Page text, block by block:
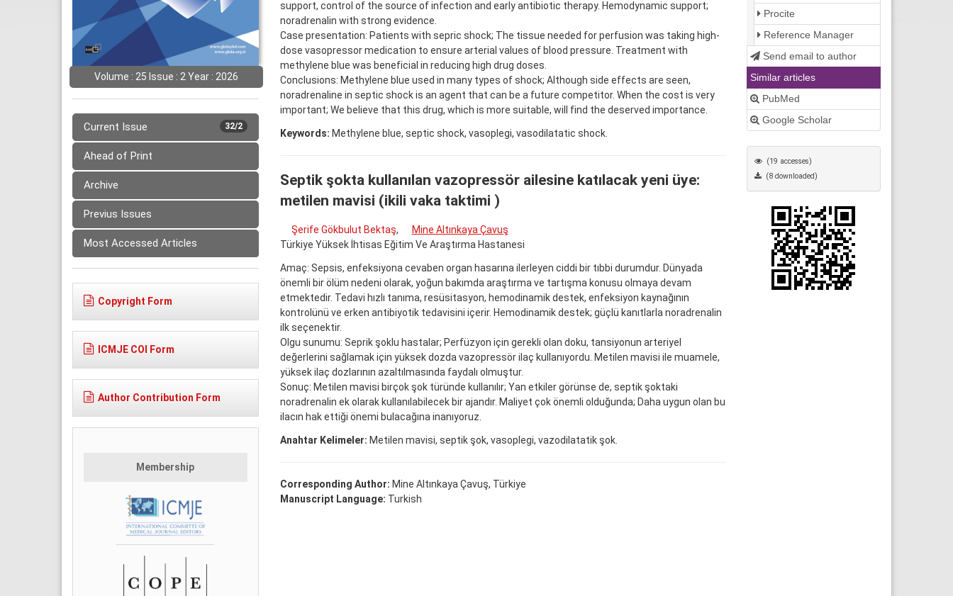
Volume : 25 Issue : 2 Year : 2026
32/2
Current Issue
Ahead of Print
Archive
Previus Issues
Most Accessed Articles
Copyright Form
ICMJE COI Form
Author Contribution Form
Membership
support, control of the source of infection and early antibiotic therapy. Hemodynamic support;
noradrenalin with strong evidence.
Case presentation: Patients with sepric shock; The tissue needed for perfusion was taking high-
dose vasopressor medication to ensure arterial values of blood pressure. Treatment with
methylene blue was beneficial in reducing high drug doses.
Conclusions: Methylene blue used in many types of shock; Although side effects are seen,
noradrenaline in septic shock is an agent that can be a future competitor. When the cost is very
important; We believe that this drug, which is more suitable, will find the deserved importance.
Keywords: Methylene blue, septic shock, vasoplegi, vasodilatatic shock.
Septik şokta kullanılan vazopressör ailesine katılacak yeni üye:
metilen mavisi (ikili vaka taktimi )
Şerife Gökbulut Bektaş,
Mine Altınkaya Çavuş
Türkiye Yüksek İhtisas Eğitim Ve Araştırma Hastanesi
Amaç: Sepsis, enfeksiyona cevaben organ hasarına ilerleyen ciddi bir tıbbi durumdur. Dünyada
önemli bir ölüm nedeni olarak, yoğun bakımda araştırma ve tartışma konusu olmaya devam
etmektedir. Tedavi hızlı tanıma, resüsitasyon, hemodinamik destek, enfeksiyon kaynağının
kontrolünü ve erken antibiyotik tedavisini içerir. Hemodinamik destek; güçlü kanıtlarla noradrenalin
ilk seçenektir.
Olgu sunumu: Seprik şoklu hastalar; Perfüzyon için gerekli olan doku, tansiyonun arteriyel
değerlerini sağlamak için yüksek dozda vazopressör ilaç kullanıyordu. Metilen mavisi ile muamele,
yüksek ilaç dozlarının azaltılmasında faydalı olmuştur.
Sonuç: Metilen mavisi birçok şok türünde kullanılır; Yan etkiler görünse de, septik şoktaki
noradrenalin ek olarak kullanılabilecek bir ajandır. Maliyet çok önemli olduğunda; Daha uygun olan bu
ilacın hak ettiği önemi bulacağına inanıyoruz.
Anahtar Kelimeler: Metilen mavisi, septik şok, vasoplegi, vazodilatatik şok.
Corresponding Author: Mine Altınkaya Çavuş, Türkiye
Manuscript Language: Turkish
Procite
Reference Manager
Send email to author
Similar articles
PubMed
Google Scholar
(19 accesses)
(8 downloaded)